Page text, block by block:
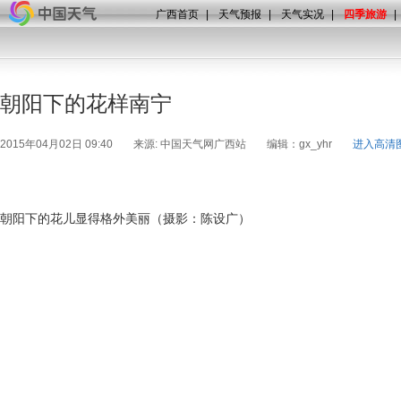
广西首页 | 天气预报 | 天气实况 | 四季旅游 |
朝阳下的花样南宁
2015年04月02日 09:40 来源: 中国天气网广西站 编辑：gx_yhr 进入高清
朝阳下的花儿显得格外美丽（摄影：陈设广）